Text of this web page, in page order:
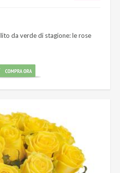
da verde di stagione: le rose